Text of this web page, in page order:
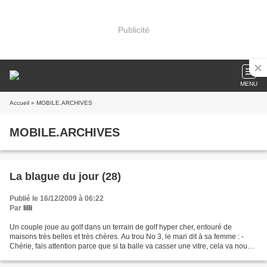
Publicité
MENU
Accueil » MOBILE.ARCHIVES
MOBILE.ARCHIVES
La blague du jour (28)
Publié le 16/12/2009 à 06:22
Par lilli
Un couple joue au golf dans un terrain de golf hyper cher, entouré de
maisons très belles et très chères. Au trou No 3, le mari dit à sa femme : -
Chérie, fais attention parce que si ta balle va casser une vitre, cela va nous